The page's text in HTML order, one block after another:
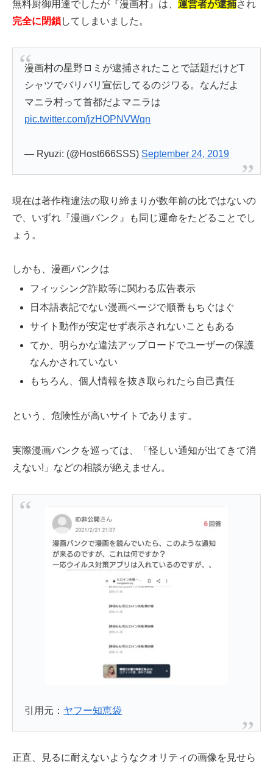
無料厨御用達でしたが『漫画村』は、 運営者が逮捕され
完全に閉鎖してしまいました。
漫画村の星野ロミが逮捕されたことで話題だけどT
シャツでバリバリ宣伝してるのジワる。なんだよ
マニラ村って首都だよマニラは
pic.twitter.com/jzHOPNVWqn
— Ryuzi: (@Host666SSS) September 24, 2019
現在は著作権違法の取り締まりが数年前の比ではないの
で、いずれ『漫画バンク』も同じ運命をたどることでし
ょう。
しかも、漫画バンクは
フィッシング詐欺等に関わる広告表示
日本語表記でない漫画ページで順番もちぐはぐ
サイト動作が安定せず表示されないこともある
てか、明らかな違法アップロードでユーザーの保護
なんかされていない
もちろん、個人情報を抜き取られたら自己責任
という、危険性が高いサイトであります。
実際漫画バンクを巡っては、「怪しい通知が出てきて消
えない!」などの相談が絶えません。
引用元： ヤフー知恵袋
正直、見るに耐えないようなクオリティの画像を見せら